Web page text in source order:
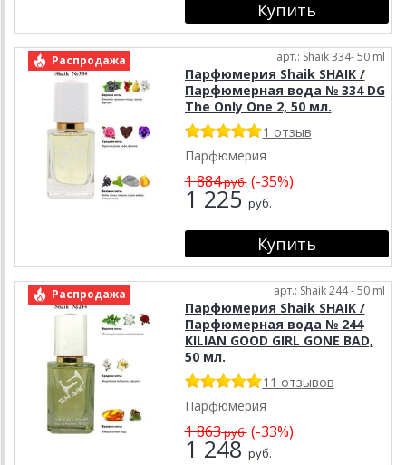
Распродажа арт.: Shaik 334- 50 ml
Парфюмерия Shaik SHAIK /
Парфюмерная вода № 334 DG
The Only One 2, 50 мл.
1 отзыв
Парфюмерия
1 884руб.(-35%)
1 225 руб.
Распродажа арт.: Shaik 244 - 50 ml
Парфюмерия Shaik SHAIK /
Парфюмерная вода № 244
KILIAN GOOD GIRL GONE BAD,
50 мл.
11 отзывов
Парфюмерия
1 863руб.(-33%)
1 248 руб.